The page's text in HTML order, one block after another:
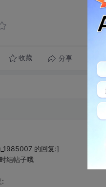
收藏 分享
的回复:]
结帖子哦
: